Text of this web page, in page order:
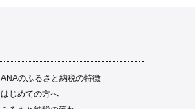
ANAのふるさと納税の特徴
はじめての方へ